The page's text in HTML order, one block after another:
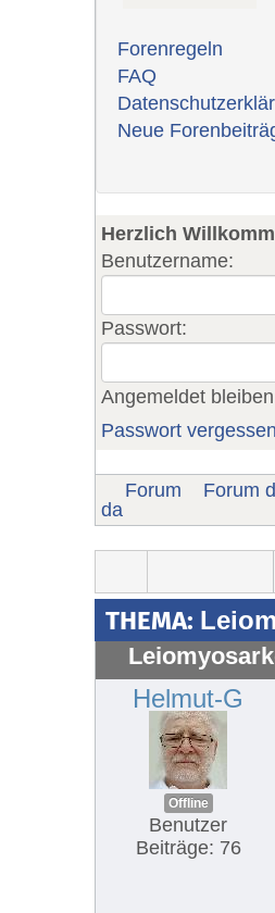
Forenregeln
FAQ
Neue
Herzlich
Benutzername:
Passwort:
Angemeldet
Passwort
Forum Forum
da
THEMA:
Helmut-G
Offline
Benutzer
Beiträge: 76